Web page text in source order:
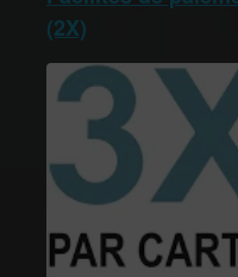
(2X)